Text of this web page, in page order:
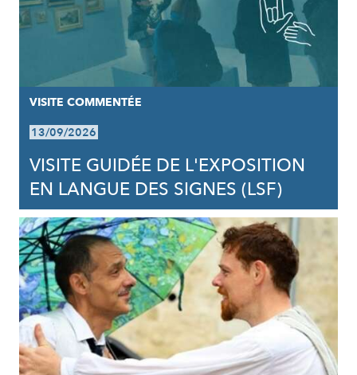
VISITE COMMENTÉE
13/09/2026
VISITE GUIDÉE DE L'EXPOSITION
EN LANGUE DES SIGNES (LSF)